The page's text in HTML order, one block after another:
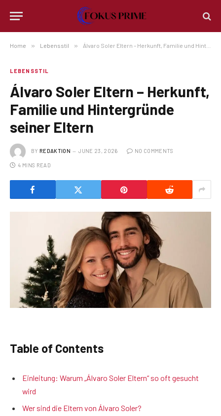
Home » Lebensstil » Álvaro Soler Eltern – Herkunft, Familie und Hintergründe seiner Eltern
LEBENSSTIL
Álvaro Soler Eltern – Herkunft,
Familie und Hintergründe
seiner Eltern
BY REDAKTION JUNE 23, 2026 NO COMMENTS
4 MINS READ
Table of Contents
Einleitung: Warum „Álvaro Soler Eltern“ so oft gesucht
wird
Wer sind die Eltern von Álvaro Soler?